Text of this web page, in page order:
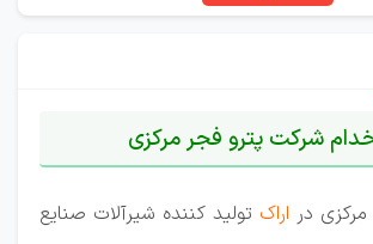
شرکت پترو فجر مرکزی
در اراک تولید کننده شیرآلات صنایع